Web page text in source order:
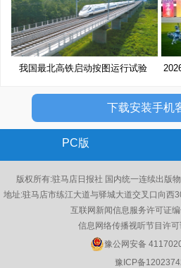
我国最北高铁启动按图运行试验
下载安装手机
PC版
版权所有:驻马店日报社 国内统一连续出版
地址:驻马店市练江大道与驿城大道交叉口向西
互联网新闻信息服务许可证
信息网络传播视听节目许
豫公网安备
豫ICP备